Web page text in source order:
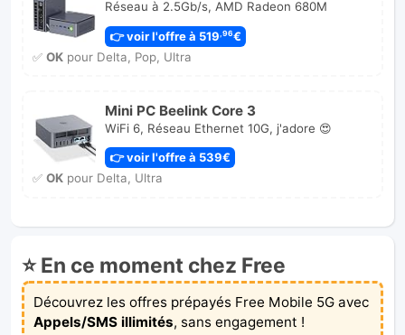
Réseau à 2.5Gb/s, AMD Radeon 680M
👉 voir l'offre à 519,96€
✅ OKpour Delta, Pop, Ultra
Mini PC Beelink Core 3
WiFi 6, Réseau Ethernet 10G, j'adore 😍
👉 voir l'offre à 539€
✅ OKpour Delta, Ultra
⭐ En ce moment chez Free
Découvrez les offres prépayés Free Mobile 5G avec
Appels/SMS illimités, sans engagement !